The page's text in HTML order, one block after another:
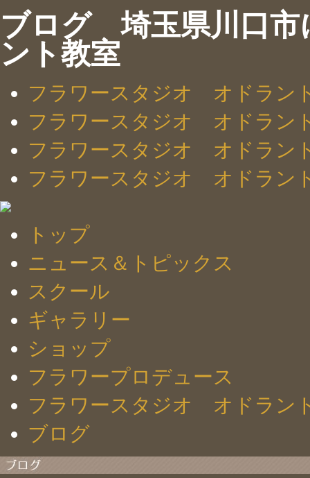
ブログ 埼玉県川口市
ント教室
フラワースタジオ オドラン
フラワースタジオ オドラン
フラワースタジオ オドラン
フラワースタジオ オドラン
トップ
ニュース＆トピックス
スクール
ギャラリー
ショップ
フラワープロデュース
フラワースタジオ オドラン
ブログ